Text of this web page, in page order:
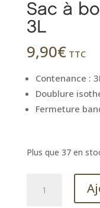
Sac à
3L
9,90€ TTC
Contenance :
Doublure
Fermeture
Plus que 37 en